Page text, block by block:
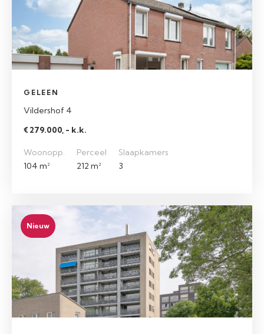
GELEEN
Vildershof 4
€ 279.000, - k.k.
Woonopp.
104 m²
Perceel
212 m²
Slaapkamers
3
Nieuw